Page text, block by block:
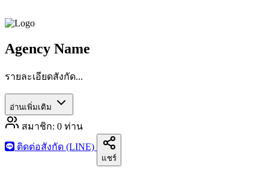
Agency Name
รายละเอียดสังกัด...
อ่านเพิ่มเติม
สมาชิก: 0 ท่าน
ติดต่อสังกัด (LINE)
แชร์